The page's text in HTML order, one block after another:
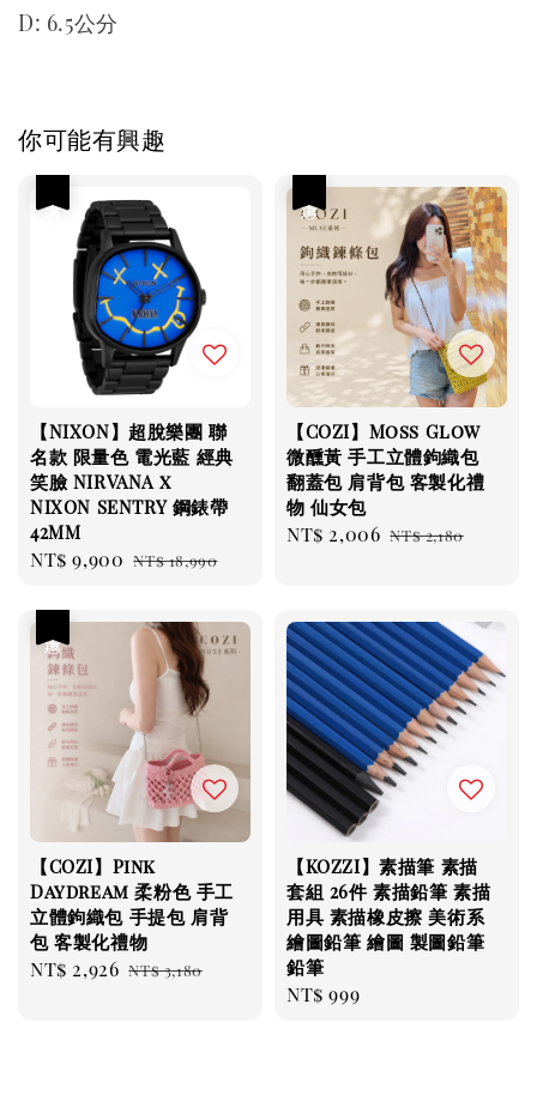
D: 6.5公分
你可能有興趣
【NIXON】超脫樂團 聯
名款 限量色 電光藍 經典
笑臉 NIRVANA x
NIXON SENTRY 鋼錶帶
42MM
Sale
NT$ 9,900 Regular
NT$ 18,990
【COZI】Moss Glow
微醺黃 手工立體鉤織包
翻蓋包 肩背包 客製化禮
物 仙女包
Sale
NT$ 2,006 Regular
NT$ 2,180
【COZI】Pink
Daydream 柔粉色 手工
立體鉤織包 手提包 肩背
包 客製化禮物
Sale
NT$ 2,926 Regular
NT$ 3,180
【KOZZI】素描筆 素描
套組 26件 素描鉛筆 素描
用具 素描橡皮擦 美術系
繪圖鉛筆 繪圖 製圖鉛筆
鉛筆
Regular
NT$ 999